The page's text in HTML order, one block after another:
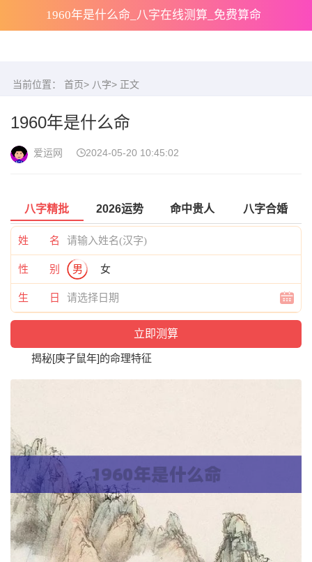
1960年是什么命_八字在线测算_免费算命
当前位置： 首页> 八字> 正文
1960年是什么命
爱运网 2024-05-20 10:45:02
八字精批 2026运势 命中贵人 八字合婚
姓 名
性 别 男 女
生 日
揭秘[庚子鼠年]的命理特征